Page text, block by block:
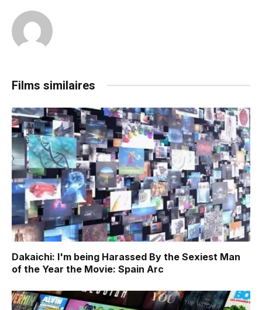
Films similaires
Dakaichi: I'm being Harassed By the Sexiest Man
of the Year the Movie: Spain Arc